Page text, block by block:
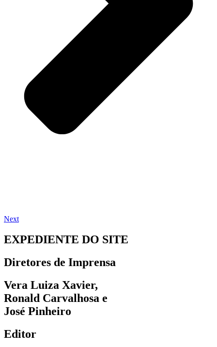
Next
EXPEDIENTE DO SITE
Diretores de Imprensa
Vera Luiza Xavier,
Ronald Carvalhosa e
José Pinheiro
Editor